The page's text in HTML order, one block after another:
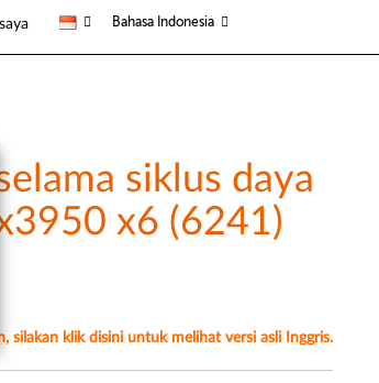
Bahasa Indonesia
siklus daya
x6 (6241)
silakan klik disini untuk melihat versi asli Inggris.